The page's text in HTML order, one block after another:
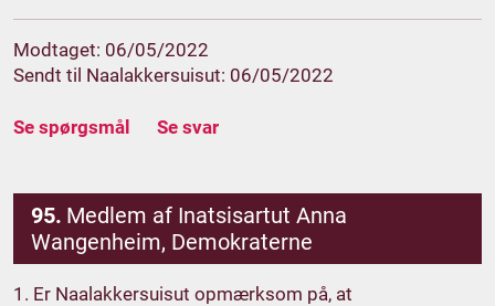
Modtaget: 06/05/2022
Sendt til Naalakkersuisut: 06/05/2022
Se spørgsmål Se svar
95. Medlem af Inatsisartut Anna
Wangenheim, Demokraterne
1. Er Naalakkersuisut opmærksom på, at